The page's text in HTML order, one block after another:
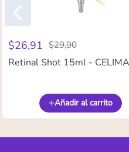
$26,91 $29,90
Retinal Shot 15ml -
Añadir al carrito